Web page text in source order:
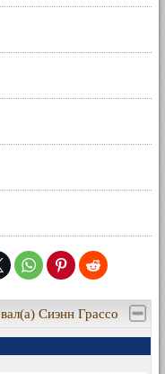
Сиэнн Грассо